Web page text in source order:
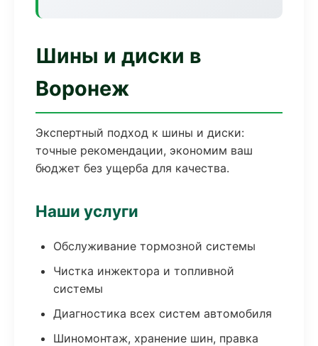
Шины и диски в
Воронеж
Экспертный подход к шины и диски:
точные рекомендации, экономим ваш
бюджет без ущерба для качества.
Наши услуги
Обслуживание тормозной системы
Чистка инжектора и топливной
системы
Диагностика всех систем автомобиля
Шиномонтаж, хранение шин, правка